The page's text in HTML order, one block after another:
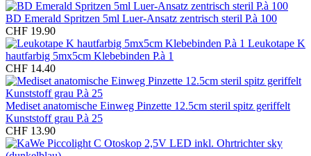
BD Emerald Spritzen 5ml Luer-Ansatz zentrisch steril P.à 100
CHF 19.90
Leukotape K
hautfarbig 5mx5cm Klebebinden P.à 1
CHF 14.40
Mediset anatomische Einweg Pinzette 12.5cm steril spitz geriffelt
Kunststoff grau P.à 25
CHF 13.90